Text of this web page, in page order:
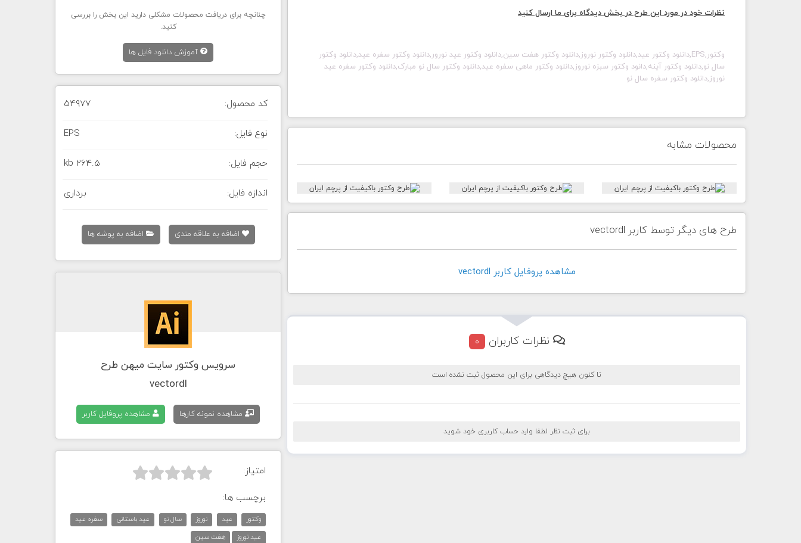
نظرات خود در مورد این طرح در بخش دیدگاه برای ما ارسال کنید
وکتور,EPS,دانلود وکتور عید,دانلود وکتور نوروز,دانلود وکتور هفت سین,دانلود وکتور عید نورور,دانلود وکتور سفره عید,دانلود وکتور
سال نو,دانلود وکتور آینه,دانود وکتور سبزه نوروز,دانلود وکتور ماهی سفره عید,دانلود وکتور سال نو مبارک,دانلود وکتور سفره عید
نوروز,دانلود وکتور سفره سال نو
محصولات مشابه
طرح های دیگر توسط کاربر vectordl
مشاهده پروفايل کاربر vectordl
نظرات کاربران 0
تا کنون هیچ دیدگاهی برای این محصول ثبت نشده است
برای ثبت نظر لطفا وارد حساب کاربری خود شوید
چنانچه برای دریافت محصولات مشکلی دارید این بخش را بررسی
کنید.
آموزش دانلود فایل ها
کد محصول: 54977
نوع فایل: EPS
حجم فایل: 264.5 kb
اندازه فایل: برداری
اضافه به علاقه مندی اضافه به پوشه ها
سرویس وکتور سایت میهن طرح
vectordl
مشاهده نمونه کارها مشاهده پروفایل کاربر
امتیاز: 


برچسب ها:
وکتور عید نوروز سال نو عید باستانی
سفره عید
عید نوروز
هفت سین